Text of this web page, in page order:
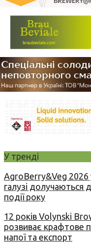
У тренді
AgroBerry&Veg 2026
галузі долучаються
події року
12 років Volynski
розвиває крафтове
напої та експорт